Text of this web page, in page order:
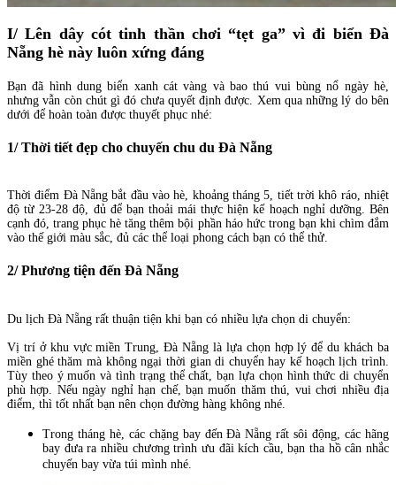
I/ Lên dây cót tinh thần chơi “tẹt ga” vì đi biển Đà
Nẵng hè này luôn xứng đáng
Bạn đã hình dung biển xanh cát vàng và bao thú vui bùng nổ ngày hè,
nhưng vẫn còn chút gì đó chưa quyết định được. Xem qua những lý do bên
dưới để hoàn toàn được thuyết phục nhé:
1/ Thời tiết đẹp cho chuyến chu du Đà Nẵng
Thời điểm Đà Nẵng bắt đầu vào hè, khoảng tháng 5, tiết trời khô ráo, nhiệt
độ từ 23-28 độ, đủ để bạn thoải mái thực hiện kế hoạch nghỉ dưỡng. Bên
cạnh đó, trang phục hè tăng thêm bội phần háo hức trong bạn khi chìm đắm
vào thế giới màu sắc, đủ các thể loại phong cách bạn có thể thử.
2/ Phương tiện đến Đà Nẵng
Du lịch Đà Nẵng rất thuận tiện khi bạn có nhiều lựa chọn di chuyển:
Vị trí ở khu vực miền Trung, Đà Nẵng là lựa chọn hợp lý để du khách ba
miền ghé thăm mà không ngại thời gian di chuyển hay kế hoạch lịch trình.
Tùy theo ý muốn và tình trạng thể chất, bạn lựa chọn hình thức di chuyển
phù hợp. Nếu ngày nghỉ hạn chế, bạn muốn thăm thú, vui chơi nhiều địa
điểm, thì tốt nhất bạn nên chọn đường hàng không nhé.
Trong tháng hè, các chặng bay đến Đà Nẵng rất sôi động, các hãng
bay đưa ra nhiều chương trình ưu đãi kích cầu, bạn tha hồ cân nhắc
chuyến bay vừa túi mình nhé.